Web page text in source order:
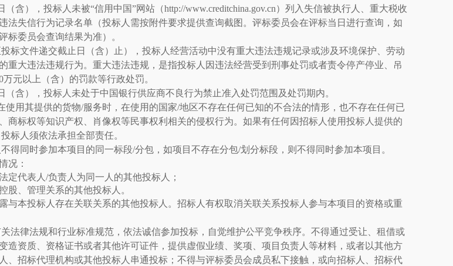
（含），投标人未被“信用中国”网站（http://www.creditchina.gov.cn） 列入失信被执行人、重大税收
法失信行为记录名单（投标人需按附件要求提供查询截图。 评标委员会在评标当日进行查询，如
标委员会查询结果为准）。
投标文件递交截止日（含）止），投标人经营活动中没有重大违法违规记录或涉及环境保护、劳动
重大违法违规行为。重大违法违规，是指投标人因违法经营受到刑事处罚或者责令停产停业、吊
元以上（含）的罚款等行政处罚。
（含），投标人未处于中国银行供应商不良行为禁止准入处罚范围及处罚期内。
使用其提供的货物/服务时，在使用的国家/地区不存在任何已知的不合法的情形，也不存在任何已
商标权等知识产权、肖像权等民事权利相关的侵权行为。如果有任何因招标人使用投标人提供的
标人须依法承担全部责任。
得同时参加本项目的同一标段/分包，如项目不存在分包/划分标段，则不得同时参加本项目。
况：
定代表人 /负责人为同一人的其他投标人；
股、管理关系的其他投标人。
与本投标人存在关联关系的其他投标人。招标人有权取消关联关系投标人参与本项目的资格或重
法律法规和行业标准规范，依法诚信参加投标，自觉维护公平竞争秩序。不得通过受让、租借或
造资质、资格证书或者其他许可证件，提供虚假业绩、奖项、项目负责人等材料，或者以其他方
、招标代理机构或其他投标人串通投标；不得与评标委员会成员私下接触，或向招标人、招标代